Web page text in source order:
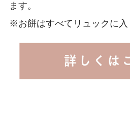
ます。
※お餅はすべてリュックに入